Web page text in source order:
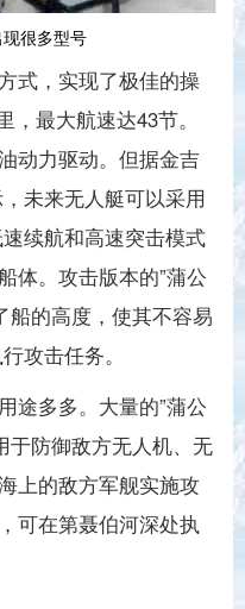
很多型号
式，实现了极佳的操
最大航速达43节。
动力驱动。但据金吉
未来无人艇可以采用
续航和高速突击模式
体。攻击版本的”蒲公
船的高度，使其不容易
攻击任务。
途多多。大量的”蒲公
于防御敌方无人机、无
上的敌方军舰实施攻
可在第聂伯河深处执